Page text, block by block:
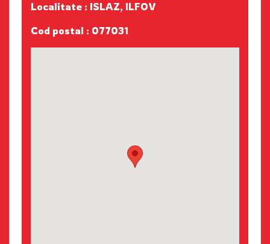
Localitate : ISLAZ, ILFOV
Cod postal : 077031